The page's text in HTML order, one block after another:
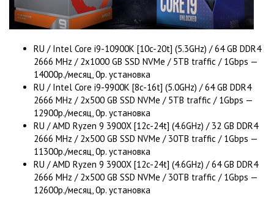
RU / Intel Core i9-10900K [10c-20t] (5.3GHz) / 64 GB DDR4
2666 MHz / 2x1000 GB SSD NVMe / 5TB traffic / 1Gbps —
14000р./месяц, 0р. установка
RU / Intel Core i9-9900K [8c-16t] (5.0GHz) / 64 GB DDR4
2666 MHz / 2x500 GB SSD NVMe / 5TB traffic / 1Gbps —
12900р./месяц, 0р. установка
RU / AMD Ryzen 9 3900X [12c-24t] (4.6GHz) / 32 GB DDR4
2666 MHz / 2x500 GB SSD NVMe / 30TB traffic / 1Gbps —
11300р./месяц, 0р. установка
RU / AMD Ryzen 9 3900X [12c-24t] (4.6GHz) / 64 GB DDR4
2666 MHz / 2x500 GB SSD NVMe / 30TB traffic / 1Gbps —
12600р./месяц, 0р. установка